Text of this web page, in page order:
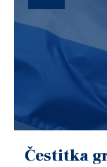
Čestitka